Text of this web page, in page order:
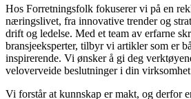
Hos Forretningsfolk fokuserer vi på en
næringslivet, fra innovative trender og
drift og ledelse. Med et team av erfarne
bransjeeksperter, tilbyr vi artikler som er
inspirerende. Vi ønsker å gi deg
veloverveide beslutninger i din
Vi forstår at kunnskap er makt, og derfor